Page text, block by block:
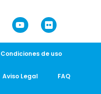
Condiciones de uso
Aviso Legal FAQ